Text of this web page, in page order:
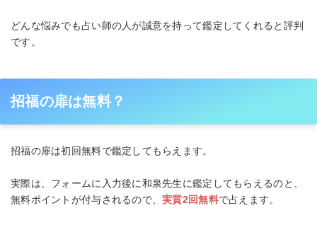
どんな悩みでも占い師の人が誠意を持って鑑定してくれると評判
です。
招福の扉は無料？
招福の扉は初回無料で鑑定してもらえます。
実際は、フォームに入力後に和泉先生に鑑定してもらえるのと、
無料ポイントが付与されるので、実質2回無料で占えます。